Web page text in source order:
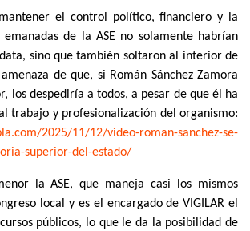
el control político, financiero y la
de la ASE no solamente habrían
sino que también soltaron al interior de
de que, si Román Sánchez Zamora
los despediría a todos, a pesar de que él ha
trabajo y profesionalización del organismo:
2025/11/12/video-roman-sanchez-se-
superior-del-estado/
la ASE, que maneja casi los mismos
local y es el encargado de VIGILAR el
públicos, lo que le da la posibilidad de